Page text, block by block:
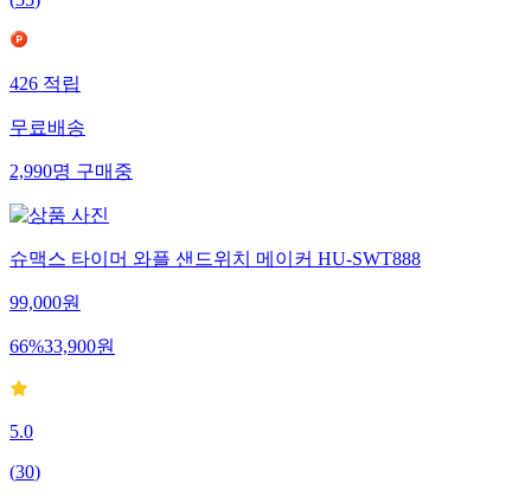
426 적립
무료배송
2,990명 구매중
슈맥스 타이머 와플 샌드위치 메이커 HU-SWT888
99,000원
66%33,900원
5.0
(30)